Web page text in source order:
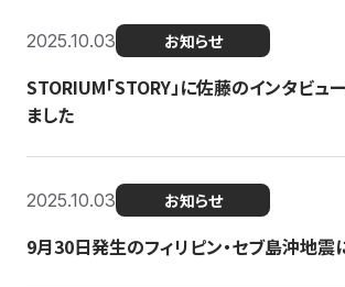
2025.10.03 お知らせ
STORIUM「STORY」に佐藤のインタビュ
ました
2025.10.03 お知らせ
9月30日発生のフィリピン・セブ島沖地震